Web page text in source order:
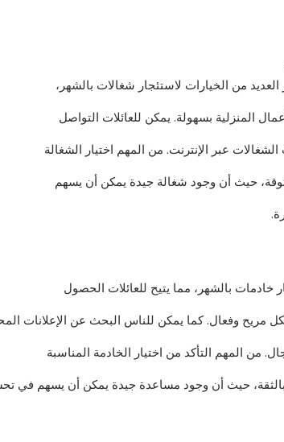
من الخيارات لاستئجار شغالات بالشهر،
المنزلية بسهولة. يمكن للعائلات التواصل
عبر الإنترنت. من المهم اختيار الشغالة
حيث أن وجود شغالة جيدة يمكن أن يسهم
بالشهر، مما يتيح للعائلات الحصول
مريح وفعال. كما يمكن للناس البحث عن الإعلانات
من المهم التأكد من اختيار الخادمة المناسبة
بالثقة، حيث أن وجود مساعدة جيدة يمكن أن يسهم في